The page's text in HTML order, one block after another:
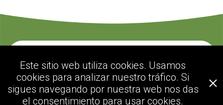
ecogolik.com
Este sitio web utiliza cookies. Usamos
cookies para analizar nuestro tráfico. Si
sigues navegando por nuestra web nos das
el consentimiento para usar cookies.